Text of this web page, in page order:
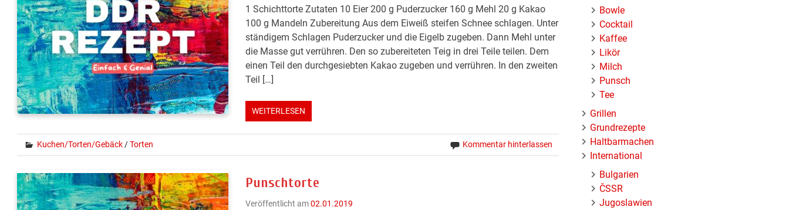
1 Schichttorte Zutaten 10 Eier 200 g Puderzucker 160 g Mehl 20 g Kakao
100 g Mandeln Zubereitung Aus dem Eiweiß steifen Schnee schlagen. Unter
ständigem Schlagen Puderzucker und die Eigelb zugeben. Dann Mehl unter
die Masse gut verrühren. Den so zubereiteten Teig in drei Teile teilen. Dem
einen Teil den durchgesiebten Kakao zugeben und verrühren. In den zweiten
Teil […]
WEITERLESEN
Kuchen/Torten/Gebäck/Torten Kommentar hinterlassen
Punschtorte
Veröffentlicht am02.01.2019
Bowle
Cocktail
Kaffee
Likör
Milch
Punsch
Tee
Grillen
Grundrezepte
Haltbarmachen
International
Bulgarien
ČSSR
Jugoslawien